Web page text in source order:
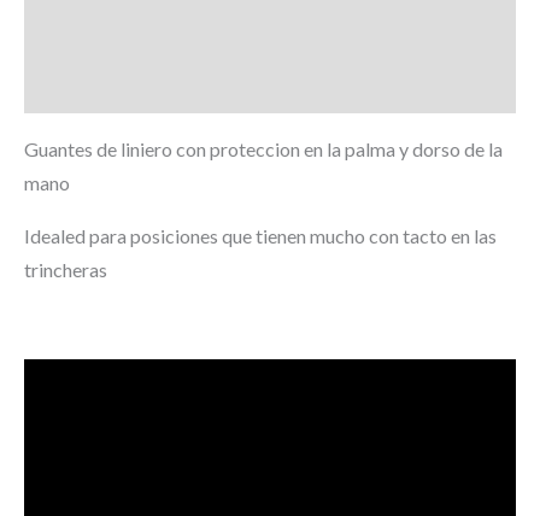
Guantes de liniero con proteccion en la palma y dorso de la
mano
Idealed para posiciones que tienen mucho con tacto en las
trincheras